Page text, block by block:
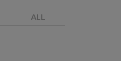
ALL